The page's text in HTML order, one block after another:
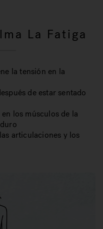
La Fatiga
la tensión en la
de estar sentado
los músculos de la
articulaciones y los